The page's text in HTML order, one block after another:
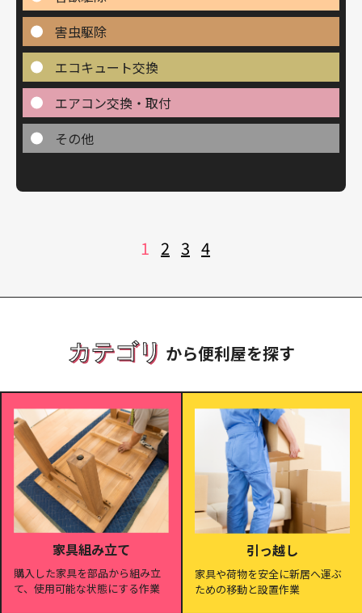
害虫駆除
エコキュート交換
エアコン交換・取付
その他
ー
1 2 3 4
カテゴリ から便利屋を探す
家具組み立て
購入した家具を部品から組み立
て、使用可能な状態にする作業
引っ越し
家具や荷物を安全に新居へ運ぶ
ための移動と設置作業